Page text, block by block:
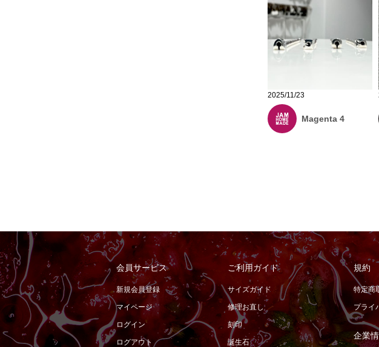
2025/11/23
Magenta 4
会員サービス
新規会員登録
マイページ
ログイン
ログアウト
ご利用ガイド
サイズガイド
修理お直し
刻印
誕生石
規約
特定商
プライ
企業